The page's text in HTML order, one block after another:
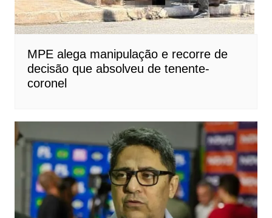
MPE alega manipulação e recorre de
decisão que absolveu de tenente-
coronel